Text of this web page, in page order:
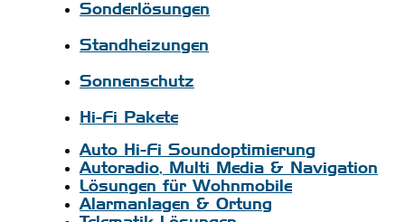
Sonderlösungen
Standheizungen
Sonnenschutz
Hi-Fi Pakete
Auto Hi-Fi Soundoptimierung
Autoradio, Multi Media & Navigation
Lösungen für Wohnmobile
Alarmanlagen & Ortung
Telematik Lösungen